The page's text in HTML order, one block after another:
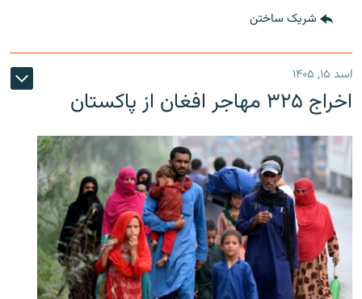
شریک ساختن
اسد ۱۵, ۱۴۰۵
اخراج ۳۲۵ مهاجر افغان از پاکستان